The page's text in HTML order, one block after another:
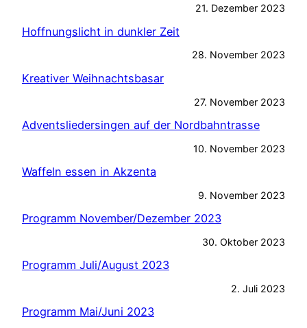
21. Dezember 2023
Hoffnungslicht in dunkler Zeit
28. November 2023
Kreativer Weihnachtsbasar
27. November 2023
Adventsliedersingen auf der Nordbahntrasse
10. November 2023
Waffeln essen in Akzenta
9. November 2023
Programm November/Dezember 2023
30. Oktober 2023
Programm Juli/August 2023
2. Juli 2023
Programm Mai/Juni 2023